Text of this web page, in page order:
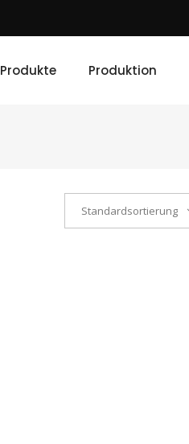
Produkte Produktion
Standardsortierung